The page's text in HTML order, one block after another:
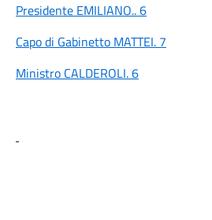
Presidente EMILIANO.. 6
Capo di Gabinetto MATTEI. 7
Ministro CALDEROLI. 6